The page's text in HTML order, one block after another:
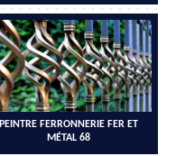
PEINTRE FERRONNERIE FER ET
MÉTAL 68